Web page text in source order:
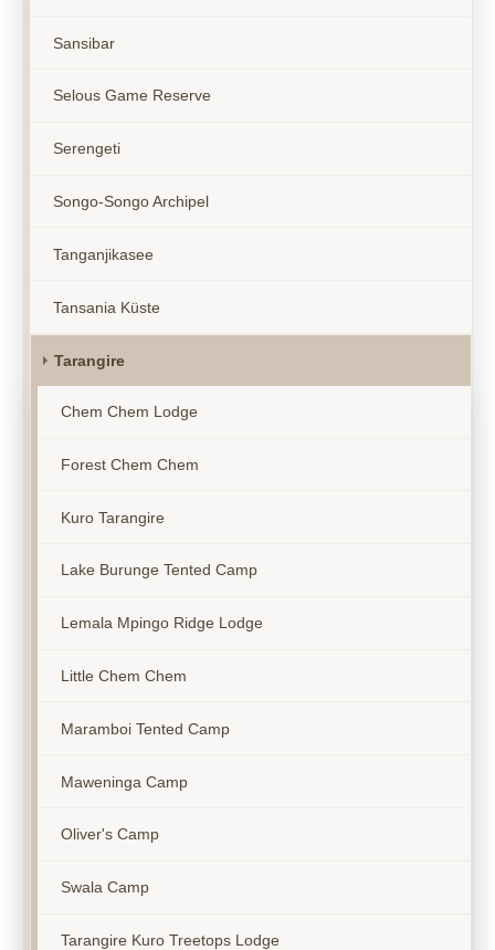
Sansibar
Selous Game Reserve
Serengeti
Songo-Songo Archipel
Tanganjikasee
Tansania Küste
Tarangire
Chem Chem Lodge
Forest Chem Chem
Kuro Tarangire
Lake Burunge Tented Camp
Lemala Mpingo Ridge Lodge
Little Chem Chem
Maramboi Tented Camp
Maweninga Camp
Oliver's Camp
Swala Camp
Tarangire Kuro Treetops Lodge